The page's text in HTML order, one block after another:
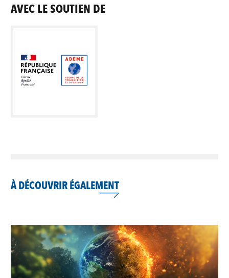
AVEC LE SOUTIEN DE
À DÉCOUVRIR ÉGALEMENT